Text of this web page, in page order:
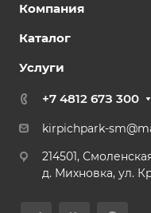
Компания
Каталог
Услуги
+7 4812 67З 300
kirpichpark-
214501,
д. Михновка, ул.